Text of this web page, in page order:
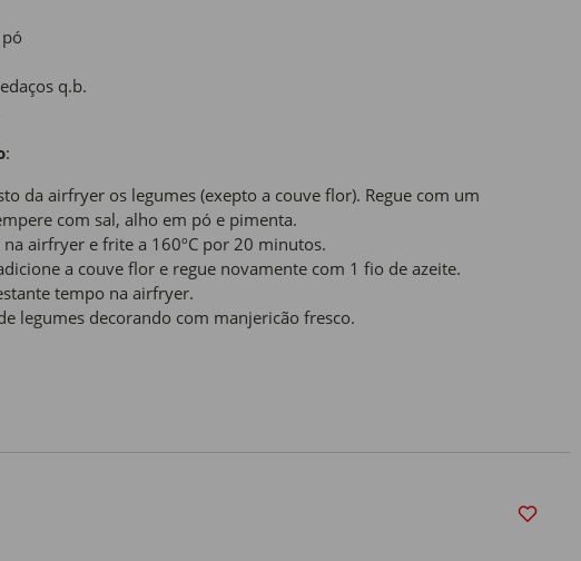
q.b.
:
da airfryer os legumes (exepto a couve flor). Regue com um
com sal, alho em pó e pimenta.
na airfryer e frite a 160ºC por 20 minutos.
a couve flor e regue novamente com 1 fio de azeite.
tempo na airfryer.
legumes decorando com manjericão fresco.